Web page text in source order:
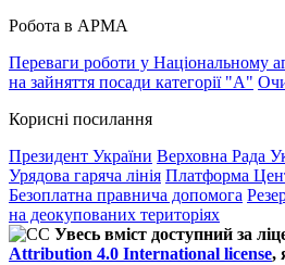
Робота в АРМА
Переваги роботи у Національному
на зайняття посади категорії "А"
Корисні посилання
Президент України Верховна Рада
Урядова гаряча лінія Платформа
Безоплатна правнича допомога
на деокупованих територіях
Увесь вміст доступний за
Attribution 4.0 International license,